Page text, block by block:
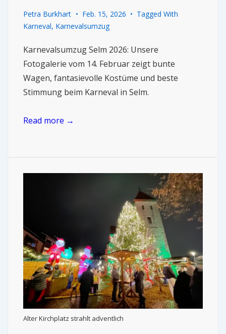
Petra Burkhart Feb. 15, 2026
Tagged With
Karneval, Karnevalsumzug
Karnevalsumzug Selm 2026: Unsere
Fotogalerie vom 14. Februar zeigt bunte
Wagen, fantasievolle Kostüme und beste
Stimmung beim Karneval in Selm.
Read more →
Alter Kirchplatz strahlt adventlich